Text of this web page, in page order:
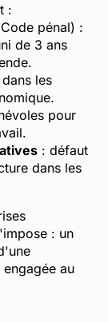
:
pénal) :
de 3 ans
les
pour
: défaut
dans les
: un
au